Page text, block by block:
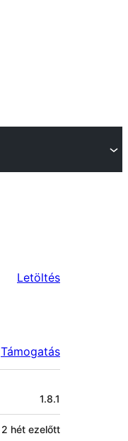
Letöltés
Támogatás
1.8.1
2 hét ezelőtt